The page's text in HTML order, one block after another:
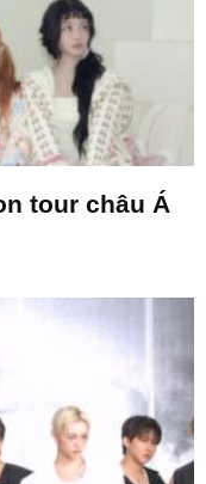
tour châu Á